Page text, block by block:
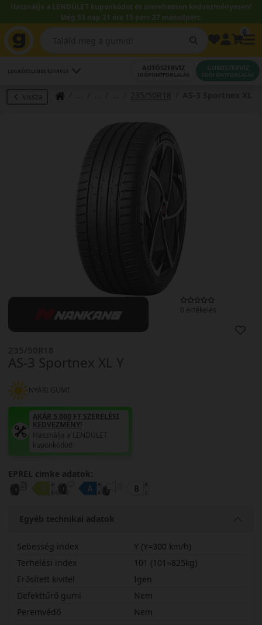
Használja a LENDÜLET kuponkódot és szereltessen kedvezményesen!
Még 53 nap 21 óra 15 perc 26 másodperc.
LEGKÖZELEBBI SZERVIZ AUTÓSZERVIZ
IDŐPONTFOGLALÁS
GUMISZERVIZ
IDŐPONTFOGLALÁS
Vissza 235/50R18
0 értékelés
AS-3 Sportnex XL Y
235/50R18
NYÁRI GUMI
AKÁR 5.000 FT SZERELÉSI
KEDVEZMÉNY!
Használja a LENDÜLET
kuponkódot!
EPREL cimke adatok:
Egyéb technikai adatok
Sebesség index
Y (Y=300 km/h)
Terhelési index
101 (101=825kg)
Erősített kivitel
Igen
Defekttűrő gumi
Nem
Peremvédő
Nem